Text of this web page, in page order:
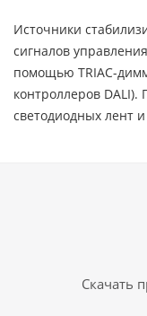
Источники
сигналов
помощью TRIAC-
контроллеров DALI).
светодиодных лент
Скачать